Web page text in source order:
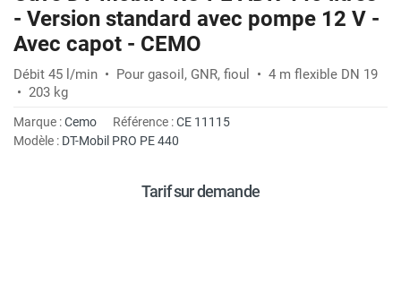
- Version standard avec pompe 12 V -
Avec capot - CEMO
Débit 45 l/min • Pour gasoil, GNR, fioul • 4 m flexible DN 19
• 203 kg
Marque :Cemo Référence :CE 11115
Modèle : DT-Mobil PRO PE 440
Tarif sur demande